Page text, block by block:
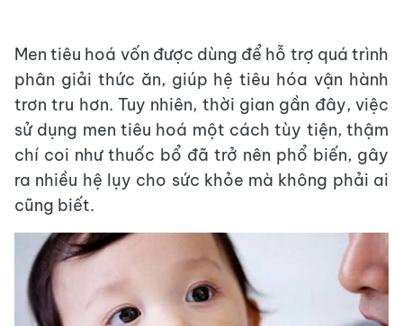
Men tiêu hoá vốn được dùng để hỗ trợ quá trình
phân giải thức ăn, giúp hệ tiêu hóa vận hành
trơn tru hơn. Tuy nhiên, thời gian gần đây, việc
sử dụng men tiêu hoá một cách tùy tiện, thậm
chí coi như thuốc bổ đã trở nên phổ biến, gây
ra nhiều hệ lụy cho sức khỏe mà không phải ai
cũng biết.